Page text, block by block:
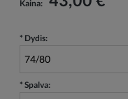
Kaina:
* Dydis:
* Spalva: